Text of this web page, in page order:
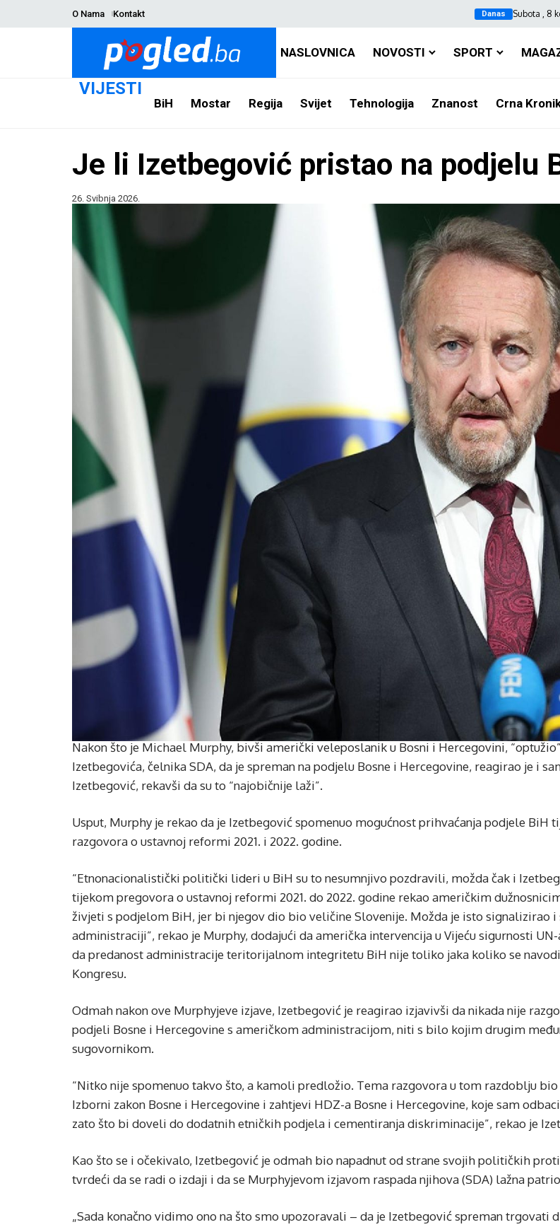
O Nama Kontakt Danas Subota , 8
NASLOVNICA NOVOSTI SPORT
VIJESTI
BiH Mostar Regija Svijet Tehnologija Znanost Crna
Je li Izetbegović pristao na podjelu
26. Svibnja 2026.
Nakon što je Michael Murphy, bivši američki veleposlanik u Bosni i Hercegovini,
Izetbegovića, čelnika SDA, da je spreman na podjelu Bosne i Hercegovine, reagirao je i
Izetbegović, rekavši da su to “najobičnije laži”.
Usput, Murphy je rekao da je Izetbegović spomenuo mogućnost prihvaćanja podjele BiH
razgovora o ustavnoj reformi 2021. i 2022. godine.
“Etnonacionalistički politički lideri u BiH su to nesumnjivo pozdravili, možda čak i
tijekom pregovora o ustavnoj reformi 2021. do 2022. godine rekao američkim
živjeti s podjelom BiH, jer bi njegov dio bio veličine Slovenije. Možda je isto signalizirao i
administraciji”, rekao je Murphy, dodajući da američka intervencija u Vijeću sigurnosti
da predanost administracije teritorijalnom integritetu BiH nije toliko jaka koliko se
Kongresu.
Odmah nakon ove Murphyjeve izjave, Izetbegović je reagirao izjavivši da nikada nije
podjeli Bosne i Hercegovine s američkom administracijom, niti s bilo kojim drugim
sugovornikom.
“Nitko nije spomenuo takvo što, a kamoli predložio. Tema razgovora u tom razdoblju
Izborni zakon Bosne i Hercegovine i zahtjevi HDZ-a Bosne i Hercegovine, koje sam
zato što bi doveli do dodatnih etničkih podjela i cementiranja diskriminacije”, rekao je
Kao što se i očekivalo, Izetbegović je odmah bio napadnut od strane svojih političkih
tvrdeći da se radi o izdaji i da se Murphyjevom izjavom raspada njihova (SDA) lažna
„Sada konačno vidimo ono na što smo upozoravali – da je Izetbegović spreman trgovati